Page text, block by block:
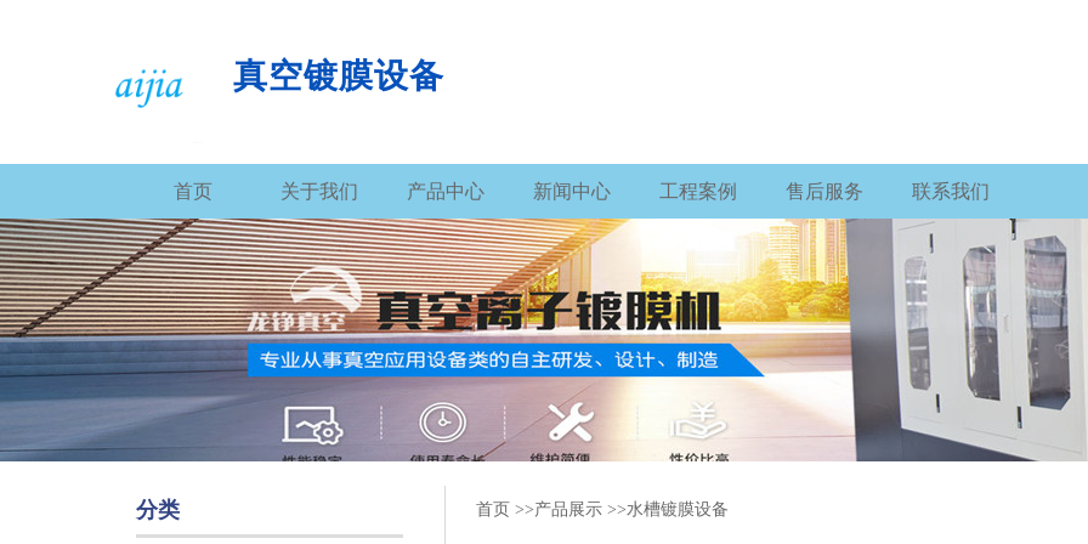
真空镀膜设备
首页 关于我们 产品中心 新闻中心 工程案例 售后服务 联系我们
分类 首页 >>产品展示 >>水槽镀膜设备